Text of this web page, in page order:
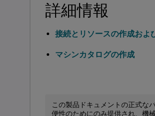
詳細情報
接続とリソースの作成およ
マシンカタログの作成
この製品ドキュメントの正式な
便性のためにのみ提供され、機